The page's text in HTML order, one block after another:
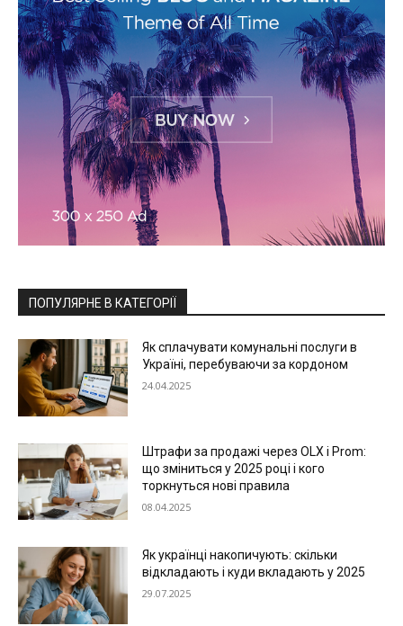
ПОПУЛЯРНЕ В КАТЕГОРІЇ
Як сплачувати комунальні послуги в
Україні, перебуваючи за кордоном
24.04.2025
Штрафи за продажі через OLX і Prom:
що зміниться у 2025 році і кого
торкнуться нові правила
08.04.2025
Як українці накопичують: скільки
відкладають і куди вкладають у 2025
29.07.2025